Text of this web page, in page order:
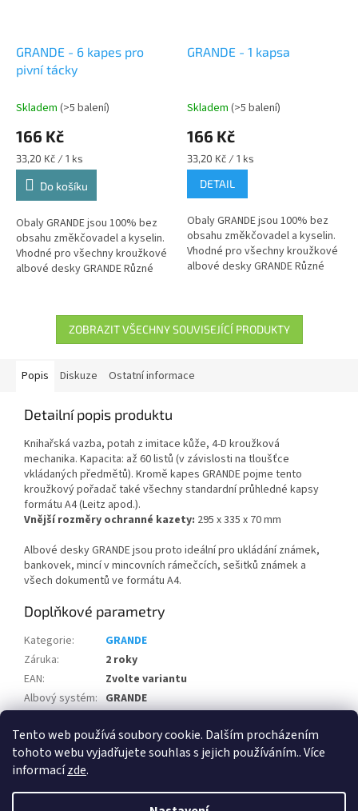
Tento web používá soubory cookie. Dalším procházením
tohoto webu vyjadřujete souhlas s jejich používáním.. Více
informacízde.
GRANDE - 6 kapes pro
pivní tácky
Skladem (>5 balení)
166 Kč
Měrná
cena:
33,20 Kč / 1 ks
Do košíku
Obaly GRANDE jsou 100% bez
obsahu změkčovadel a kyselin.
Vhodné pro všechny kroužkové
albové desky GRANDE Různé
GRANDE - 1 kapsa
Skladem (>5 balení)
166 Kč
Měrná
cena:
33,20 Kč / 1 ks
DETAIL
Obaly GRANDE jsou 100% bez
obsahu změkčovadel a kyselin.
Vhodné pro všechny kroužkové
albové desky GRANDE Různé
ZOBRAZIT VŠECHNY SOUVISEJÍCÍ PRODUKTY
Popis Diskuze Ostatní informace
Detailní popis produktu
Knihařská vazba, potah z imitace kůže, 4-D kroužková
mechanika. Kapacita: až 60 listů (v závislosti na tloušťce
vkládaných předmětů). Kromě kapes GRANDE pojme tento
kroužkový pořadač také všechny standardní průhledné kapsy
formátu A4 (Leitz apod.).
Vnější rozměry ochranné kazety: 295 x 335 x 70 mm
Albové desky GRANDE jsou proto ideální pro ukládání známek,
bankovek, mincí v mincovních rámečcích, sešitků známek a
všech dokumentů ve formátu A4.
Doplňkové parametry
Kategorie:
GRANDE
Záruka:
2 roky
EAN:
Zvolte variantu
Albový systém: GRANDE
Albový systém: GRANDE